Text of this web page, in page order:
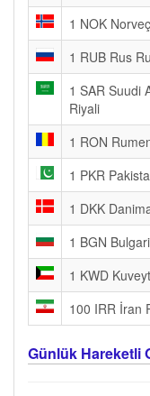
1 NOK
1 RUB Rus
1 SAR Suudi
Riyali
1 RON
1 PKR
1 DKK
1 BGN
1 KWD
100 IRR İran
Günlük Hareketli